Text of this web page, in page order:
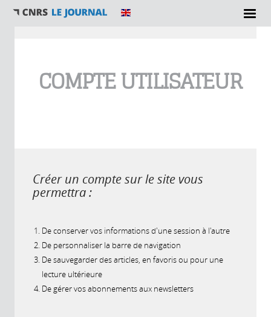
COMPTE UTILISATEUR
Créer un compte sur le site vous
permettra :
De conserver vos informations d'une session à l'autre
De personnaliser la barre de navigation
De sauvegarder des articles, en favoris ou pour une
lecture ultérieure
De gérer vos abonnements aux newsletters